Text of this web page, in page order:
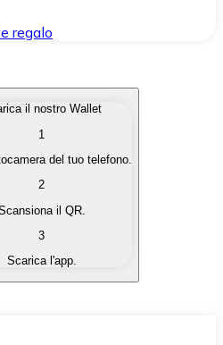
regalo
che ti interessano in modo
in valuta fiat quando ne
con un'altra
in un Wallet self-custodial.
il nostro Wallet
1
del tuo telefono.
2
il QR.
3
Scarica l'app.